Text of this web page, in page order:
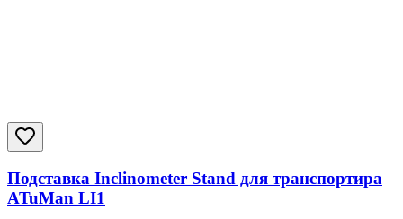
Подставка Inclinometer Stand для транспортира
ATuMan LI1